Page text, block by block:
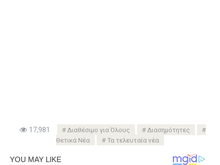
17,981 Διαθέσιμο για Όλους
Διασημότητες
Θετικά Νέα
Τα τελευταία νέα